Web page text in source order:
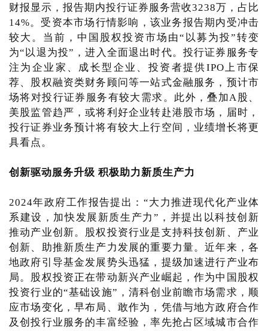
财报显示，报告期内投行证券服务营收3238万，占比
14%。受资本市场行情影响，该业务报告期内受冲击
较大。当前，中国股权投资市场由“以募为投”转变
为“以退为投”，进入全面退出时代。投行证券服务专
注为企业家、成长型企业、投资者提供IPO上市保
荐、股权融资类财务顾问等一站式金融服务，预计市
场将对投行证券服务有较大需求。此外，叠加A股、
美股监管趋严，或将利好企业转赴港股市场，届时，
投行证券业务预计将有较大上行空间，业绩增长将更
具看点。
创新驱动服务升级 积极助力新质生产力
2024年政府工作报告提出：“大力推进现代化产业体
系建设，加快发展新质生产力”，并提出以科技创新
推动产业创新。股权投资行业是支持科技创新、产业
创新、助推新质生产力发展的重要力量。近年来，各
地政府引导基金发展势头迅猛，提级加速进行产业布
局。股权投资正在带动新兴产业崛起，作为中国股权
投资行业的“基础设施”，清科创业前瞻市场需求，顺
应市场变化，早布局、敢作为，凭借与地方政府合作
及创投行业服务的丰富经验，率先抢占区域城市合作